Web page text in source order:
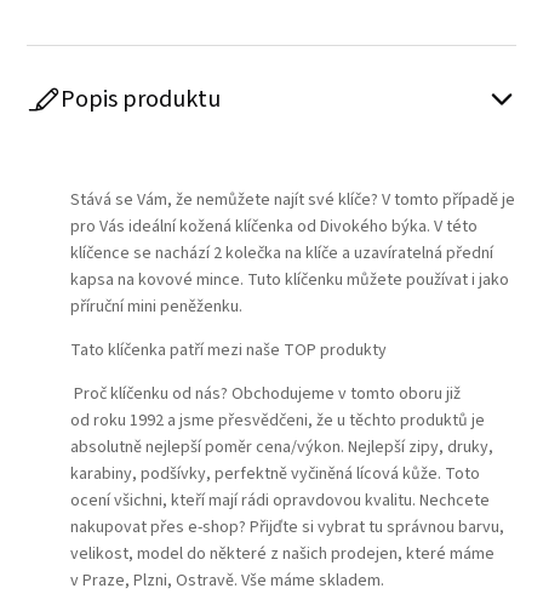
Popis produktu
Stává se Vám, že nemůžete najít své klíče? V tomto případě je
pro Vás ideální kožená klíčenka od Divokého býka. V této
klíčence se nachází 2 kolečka na klíče a uzavíratelná přední
kapsa na kovové mince. Tuto klíčenku můžete používat i jako
příruční mini peněženku.
Tato klíčenka patří mezi naše TOP produkty
Proč klíčenku od nás? Obchodujeme v tomto oboru již
od roku 1992 a jsme přesvědčeni, že u těchto produktů je
absolutně nejlepší poměr cena/výkon. Nejlepší zipy, druky,
karabiny, podšívky, perfektně vyčiněná lícová kůže. Toto
ocení všichni, kteří mají rádi opravdovou kvalitu. Nechcete
nakupovat přes e-shop? Přijďte si vybrat tu správnou barvu,
velikost, model do některé z našich prodejen, které máme
v Praze, Plzni, Ostravě. Vše máme skladem.